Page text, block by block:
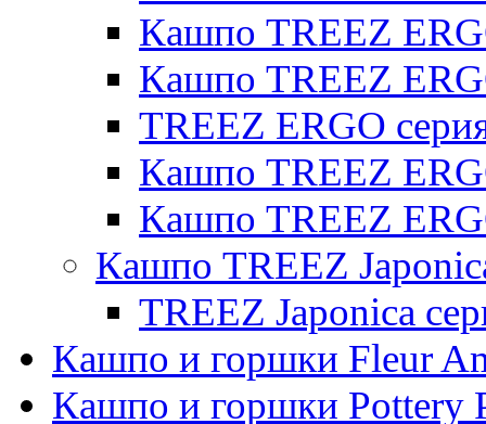
Кашпо TREEZ
Кашпо TREEZ
TREEZ ERGO
Кашпо TREEZ
Кашпо TREEZ
Кашпо TREEZ
TREEZ Japonica
Кашпо и горшки Fleur
Кашпо и горшки Pottery